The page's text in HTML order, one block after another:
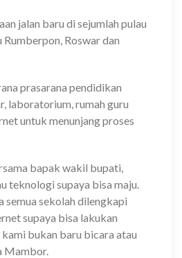
jalan baru di sejumlah pulau
Roswar dan
prasarana pendidikan
laboratorium, rumah guru
untuk menunjang proses
bapak wakil bupati,
teknologi supaya bisa maju.
semua sekolah dilengkapi
supaya bisa lakukan
kami bukan baru bicara atau
Mambor.